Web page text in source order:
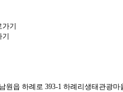
기
원읍 하례로 393-1 하례리생태관광마